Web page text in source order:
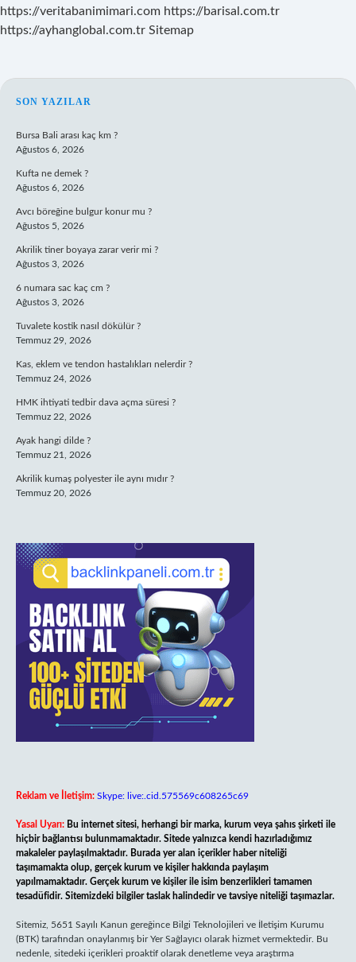
https://veritabanimimari.com https://barisal.com.tr
https://ayhanglobal.com.tr Sitemap
SIDEBAR
SON YAZILAR
Bursa Bali arası kaç km ?
Ağustos 6, 2026
Kufta ne demek ?
Ağustos 6, 2026
Avcı böreğine bulgur konur mu ?
Ağustos 5, 2026
Akrilik tiner boyaya zarar verir mi ?
Ağustos 3, 2026
6 numara sac kaç cm ?
Ağustos 3, 2026
Tuvalete kostik nasıl dökülür ?
Temmuz 29, 2026
Kas, eklem ve tendon hastalıkları nelerdir ?
Temmuz 24, 2026
HMK ihtiyati tedbir dava açma süresi ?
Temmuz 22, 2026
Ayak hangi dilde ?
Temmuz 21, 2026
Akrilik kumaş polyester ile aynı mıdır ?
Temmuz 20, 2026
Reklam ve İletişim: Skype: live:.cid.575569c608265c69
Yasal Uyarı: Bu internet sitesi, herhangi bir marka, kurum veya şahıs şirketi ile
hiçbir bağlantısı bulunmamaktadır. Sitede yalnızca kendi hazırladığımız
makaleler paylaşılmaktadır. Burada yer alan içerikler haber niteliği
taşımamakta olup, gerçek kurum ve kişiler hakkında paylaşım
yapılmamaktadır. Gerçek kurum ve kişiler ile isim benzerlikleri tamamen
tesadüfidir. Sitemizdeki bilgiler taslak halindedir ve tavsiye niteliği taşımazlar.
Sitemiz, 5651 Sayılı Kanun gereğince Bilgi Teknolojileri ve İletişim Kurumu
(BTK) tarafından onaylanmış bir Yer Sağlayıcı olarak hizmet vermektedir. Bu
nedenle, sitedeki içerikleri proaktif olarak denetleme veya araştırma